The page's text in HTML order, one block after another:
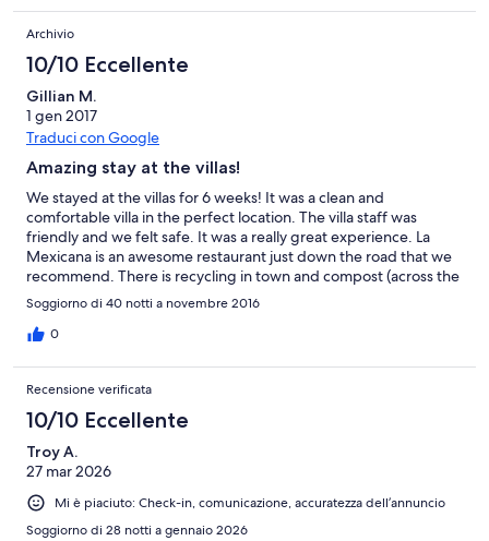
Archivio
10/10 Eccellente
Gillian M.
1 gen 2017
Traduci con Google
Amazing stay at the villas!
We stayed at the villas for 6 weeks! It was a clean and
comfortable villa in the perfect location. The villa staff was
friendly and we felt safe. It was a really great experience. La
Mexicana is an awesome restaurant just down the road that we
recommend. There is recycling in town and compost (across the
street) which was great to see. We brought our own bags when
we shopped to try and reduce our plastic footprint and we
encourage travellers to do the same! This is the best place for
Soggiorno di 40 notti a novembre 2016
0
Recensione verificata
10/10 Eccellente
Troy A.
27 mar 2026
Mi è piaciuto: Check-in, comunicazione, accuratezza dell’annuncio
Soggiorno di 28 notti a gennaio 2026